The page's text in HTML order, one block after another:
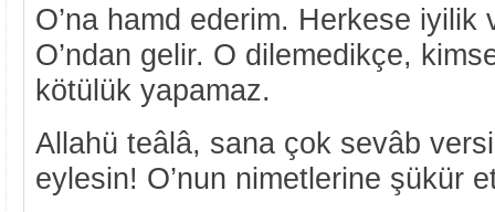
O’na hamd ederim. Herkese iyilik
O’ndan gelir. O dilemedikçe,
kötülük yapamaz.
Allahü teâlâ, sana çok sevâb
eylesin! O’nun nimetlerine şükür